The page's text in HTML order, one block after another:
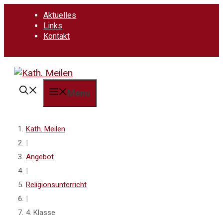
Aktuelles
Links
Kontakt
Menu
Kath. Meilen
|
Angebot
|
Religionsunterricht
|
4. Klasse